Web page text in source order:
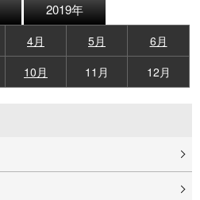
2019年
4月 5月
6月
10月 11月 12月